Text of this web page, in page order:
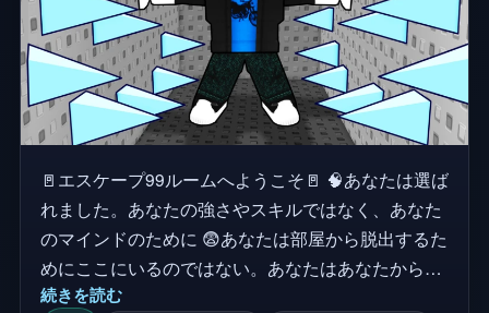
🚪エスケープ99ルームへようこそ🚪 🧠あなたは選ば
れました。あなたの強さやスキルではなく、あなた
のマインドのために 😨あなたは部屋から脱出するた
めにここにいるのではない。あなたはあなたから脱
出するためにここにいる 🔑あなたと真実の間には99
続きを読む